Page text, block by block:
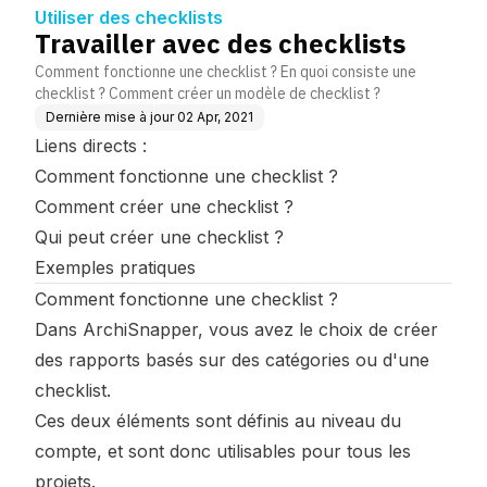
Utiliser des checklists
Travailler avec des checklists
Comment fonctionne une checklist ? En quoi consiste une
checklist ? Comment créer un modèle de checklist ?
Dernière mise à jour 02 Apr, 2021
Liens directs :
Comment fonctionne une checklist ?
Comment créer une checklist ?
Qui peut créer une checklist ?
Exemples pratiques
Comment fonctionne une checklist ?
Dans ArchiSnapper, vous avez le choix de créer
des rapports basés sur des catégories ou d'une
checklist.
Ces deux éléments sont définis au niveau du
compte, et sont donc utilisables pour tous les
projets.